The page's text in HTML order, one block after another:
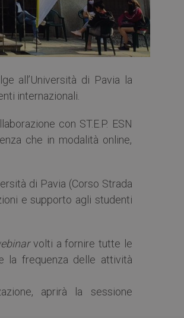
all’Università di Pavia la
internazionali.
con ST.E.P. ESN
che in modalità online,
di Pavia (Corso Strada
e supporto agli studenti
volti a fornire tutte le
la frequenza delle attività
aprirà la sessione